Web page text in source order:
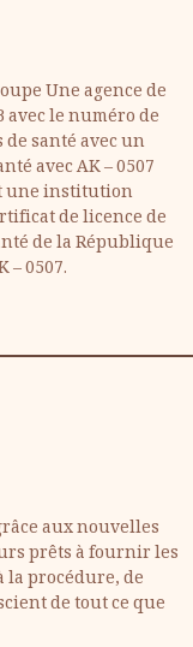
Une agence de
avec le numéro de
santé avec un
avec AK – 0507
une institution
de licence de
de la République
0507.
aux nouvelles
prêts à fournir les
la procédure, de
de tout ce que